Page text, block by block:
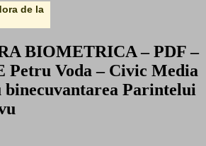
de la
BIOMETRICA – PDF –
Petru Voda – Civic Media
binecuvantarea Parintelui